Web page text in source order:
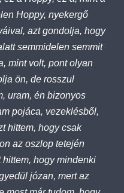
Hoppy, nyekergő
azt gondolja, hogy
semmidelen semmit
mint volt, pont olyan
ön, de rosszul
uram, én bizonyos
pojáca, vezeklésből,
hittem, hogy csak
az oszlop tetején
hogy mindenki
józan, mert az